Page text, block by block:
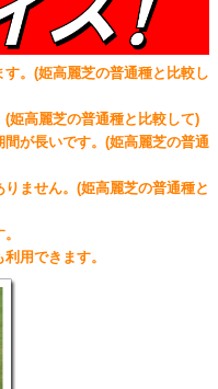
。(姫高麗芝の普通種と比較し
姫高麗芝の普通種と比較して)
が長いです。(姫高麗芝の普通
ません。(姫高麗芝の普通種と
用できます。